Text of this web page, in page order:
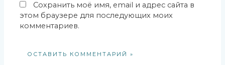
Сохранить моё имя, email и адрес сайта в
этом браузере для последующих моих
комментариев.